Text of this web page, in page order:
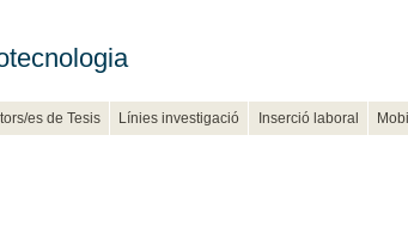
es de Tesis Línies investigació Inserció laboral